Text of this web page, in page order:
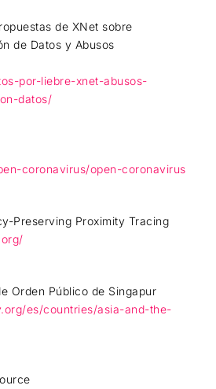
de XNet sobre
de Datos y Abusos
por-liebre-xnet-abusos-
datos/
coronavirus/open-coronavirus
Preserving Proximity Tracing
Orden Público de Singapur
es/countries/asia-and-the-